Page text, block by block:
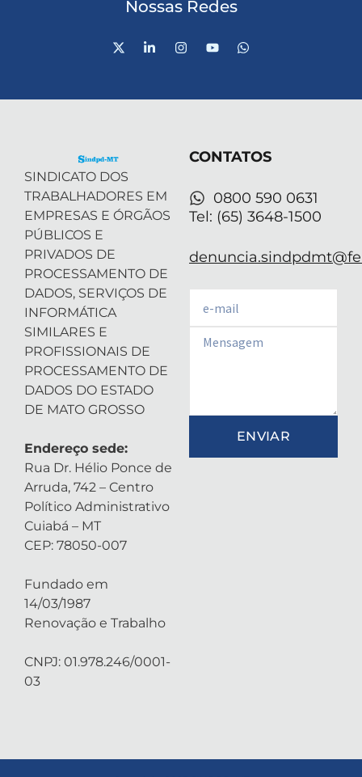
Nossas Redes
X
-
L
i
I
n
Y
o
W
h
SINDICATO DOS
TRABALHADORES EM
EMPRESAS E ÓRGÃOS
PÚBLICOS E
PRIVADOS DE
PROCESSAMENTO DE
DADOS, SERVIÇOS DE
INFORMÁTICA
SIMILARES E
PROFISSIONAIS DE
PROCESSAMENTO DE
DADOS DO ESTADO
DE MATO GROSSO
Endereço sede:
Rua Dr. Hélio Ponce de
Arruda, 742 – Centro
Político Administrativo
Cuiabá – MT
CEP: 78050-007
Fundado em
14/03/1987
Renovação e Trabalho
CNPJ: 01.978.246/0001-
03
CONTATOS
0800 590 0631
Tel: (65) 3648-1500
Email
ENVIAR